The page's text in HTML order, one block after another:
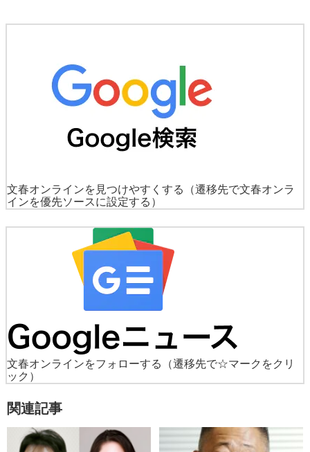
文春オンラインを見つけやすくする
（遷移先で文春オンラ
インを優先ソースに設定する）
文春オンラインをフォローする
（遷移先で☆マークをクリ
ック）
関連記事